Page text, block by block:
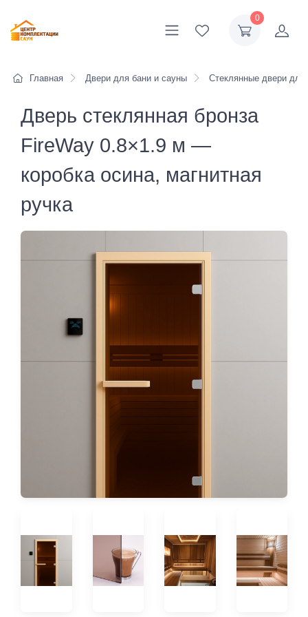
0
Главная Двери для бани и сауны Стеклянные двери для
Дверь стеклянная бронза
FireWay 0.8×1.9 м —
коробка осина, магнитная
ручка